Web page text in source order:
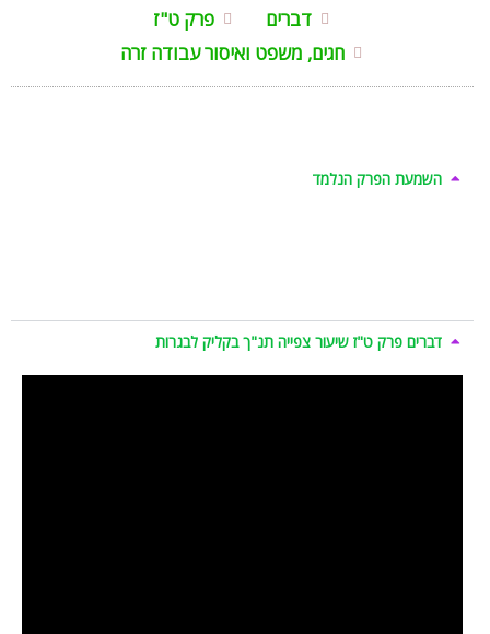
דברים
פרק ט"ז
חגים, משפט ואיסור עבודה זרה
השמעת הפרק הנלמד
דברים פרק ט"ז שיעור צפייה תנ"ך בקליק לבגרות